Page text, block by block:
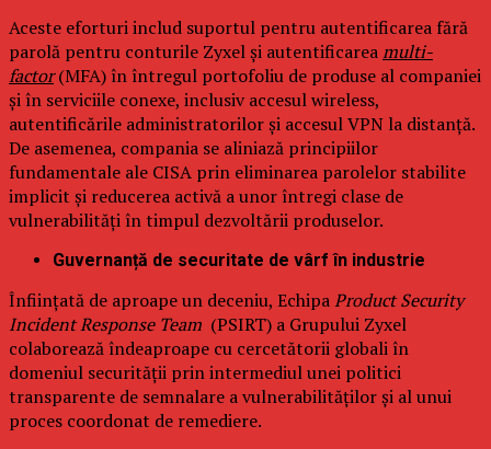
Aceste eforturi includ suportul pentru autentificarea fără
parolă pentru conturile Zyxel și autentificareamulti-
factor(MFA) în întregul portofoliu de produse al companiei
și în serviciile conexe, inclusiv accesul wireless,
autentificările administratorilor și accesul VPN la distanță.
De asemenea, compania se aliniază principiilor
fundamentale ale CISA prin eliminarea parolelor stabilite
implicit și reducerea activă a unor întregi clase de
vulnerabilități în timpul dezvoltării produselor.
Guvernanță de securitate de vârf în industrie
Înființată de aproape un deceniu, EchipaProduct Security
Incident Response Team (PSIRT) a Grupului Zyxel
colaborează îndeaproape cu cercetătorii globali în
domeniul securității prin intermediul unei politici
transparente de semnalare a vulnerabilităților și al unui
proces coordonat de remediere.